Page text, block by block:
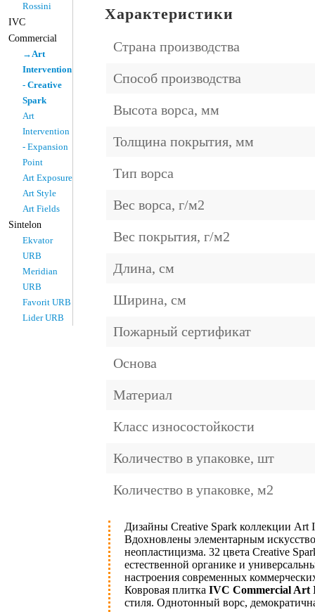
Rossini
IVC
Commercial
→Art
Intervention
- Creative
Spark
Art
Intervention
- Expansion
Point
Art Exposure
Art Style
Art Fields
Sintelon
Ekvator
URB
Meridian
URB
Favorit URB
Lider URB
Характеристики
Страна производства
Способ производства
Высота ворса, мм
Толщина покрытия, мм
Тип ворса
Вес ворса, г/м2
Вес покрытия, г/м2
Длина, см
Ширина, см
Пожарный сертификат
Основа
Материал
Класс износостойкости
Количество в упаковке, шт
Количество в упаковке, м2
Дизайны Creative Spark коллекции Art
Вдохновлены элементарным
неопластицизма. 32 цвета Creative
естественной органике и
настроения современных
Ковровая плитка IVC Commercial Art
стиля. Однотонный ворс,